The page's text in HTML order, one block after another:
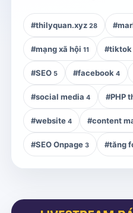
#thilyquan.xyz 28
#mạng xã hội 11 #tiktok
#SEO 5 #facebook 4
#social media 4 #PHP
#website 4 #content
#SEO Onpage 3 #tăng